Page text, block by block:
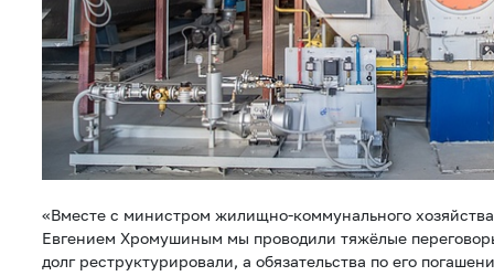
«Вместе с министром жилищно-коммунального
Евгением Хромушиным мы проводили тяжёлые
долг реструктурировали, а обязательства по его